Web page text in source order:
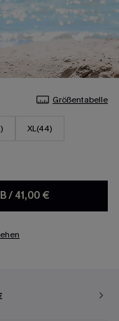
Größentabelle
XL(44)
/ 41,00 €